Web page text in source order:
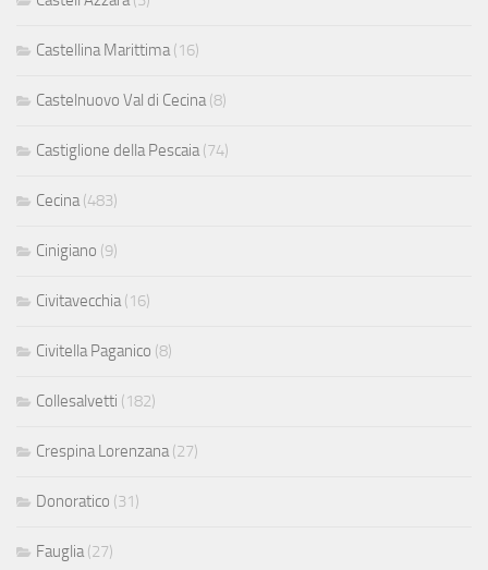
Castellina Marittima (16)
Castelnuovo Val di Cecina (8)
Castiglione della Pescaia (74)
Cecina (483)
Cinigiano (9)
Civitavecchia (16)
Civitella Paganico (8)
Collesalvetti (182)
Crespina Lorenzana (27)
Donoratico (31)
Fauglia (27)